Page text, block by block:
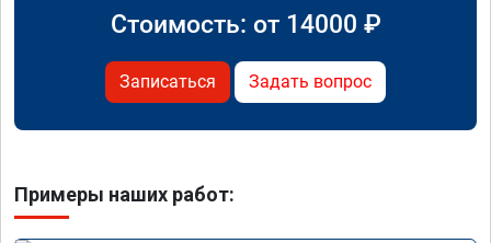
Стоимость: от 14000 ₽
Записаться Задать вопрос
Примеры наших работ: